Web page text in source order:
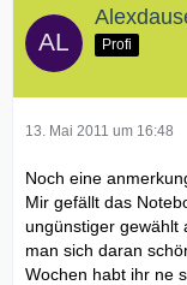
Profi
13. Mai 2011 um 16:48
Noch eine
Mir gefällt das
ungünstiger gewählt
man sich daran
Wochen habt ihr ne